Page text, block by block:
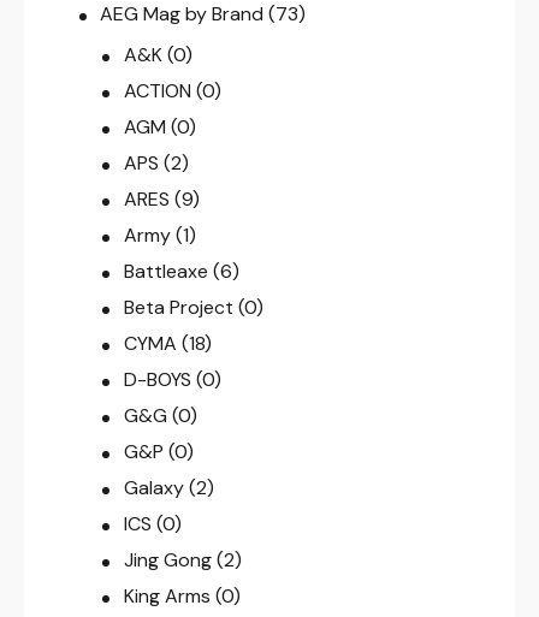
AEG Mag by Brand (73)
A&K (0)
ACTION (0)
AGM (0)
APS (2)
ARES (9)
Army (1)
Battleaxe (6)
Beta Project (0)
CYMA (18)
D-BOYS (0)
G&G (0)
G&P (0)
Galaxy (2)
ICS (0)
Jing Gong (2)
King Arms (0)